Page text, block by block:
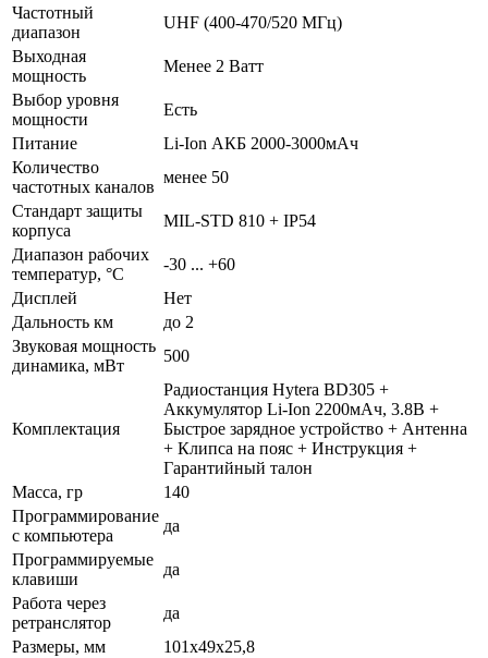
Частотный
диапазон
UHF (400-470/520 МГц)
Выходная
мощность
Менее 2 Ватт
Выбор уровня
мощности
Есть
Питание
Li-Ion АКБ 2000-3000мАч
Количество
частотных каналов
менее 50
Стандарт защиты
корпуса
MIL-STD 810 + IP54
Диапазон рабочих
температур, °С
-30 ... +60
Дисплей
Нет
Дальность км
до 2
Звуковая мощность
динамика, мВт
500
Комплектация
Радиостанция Hytera BD305 +
Аккумулятор Li-Ion 2200мАч, 3.8В +
Быстрое зарядное устройство + Антенна
+ Клипса на пояс + Инструкция +
Гарантийный талон
Масса, гр
140
Программирование
с компьютера
да
Программируемые
клавиши
да
Работа через
ретранслятор
да
Размеры, мм
101х49х25,8